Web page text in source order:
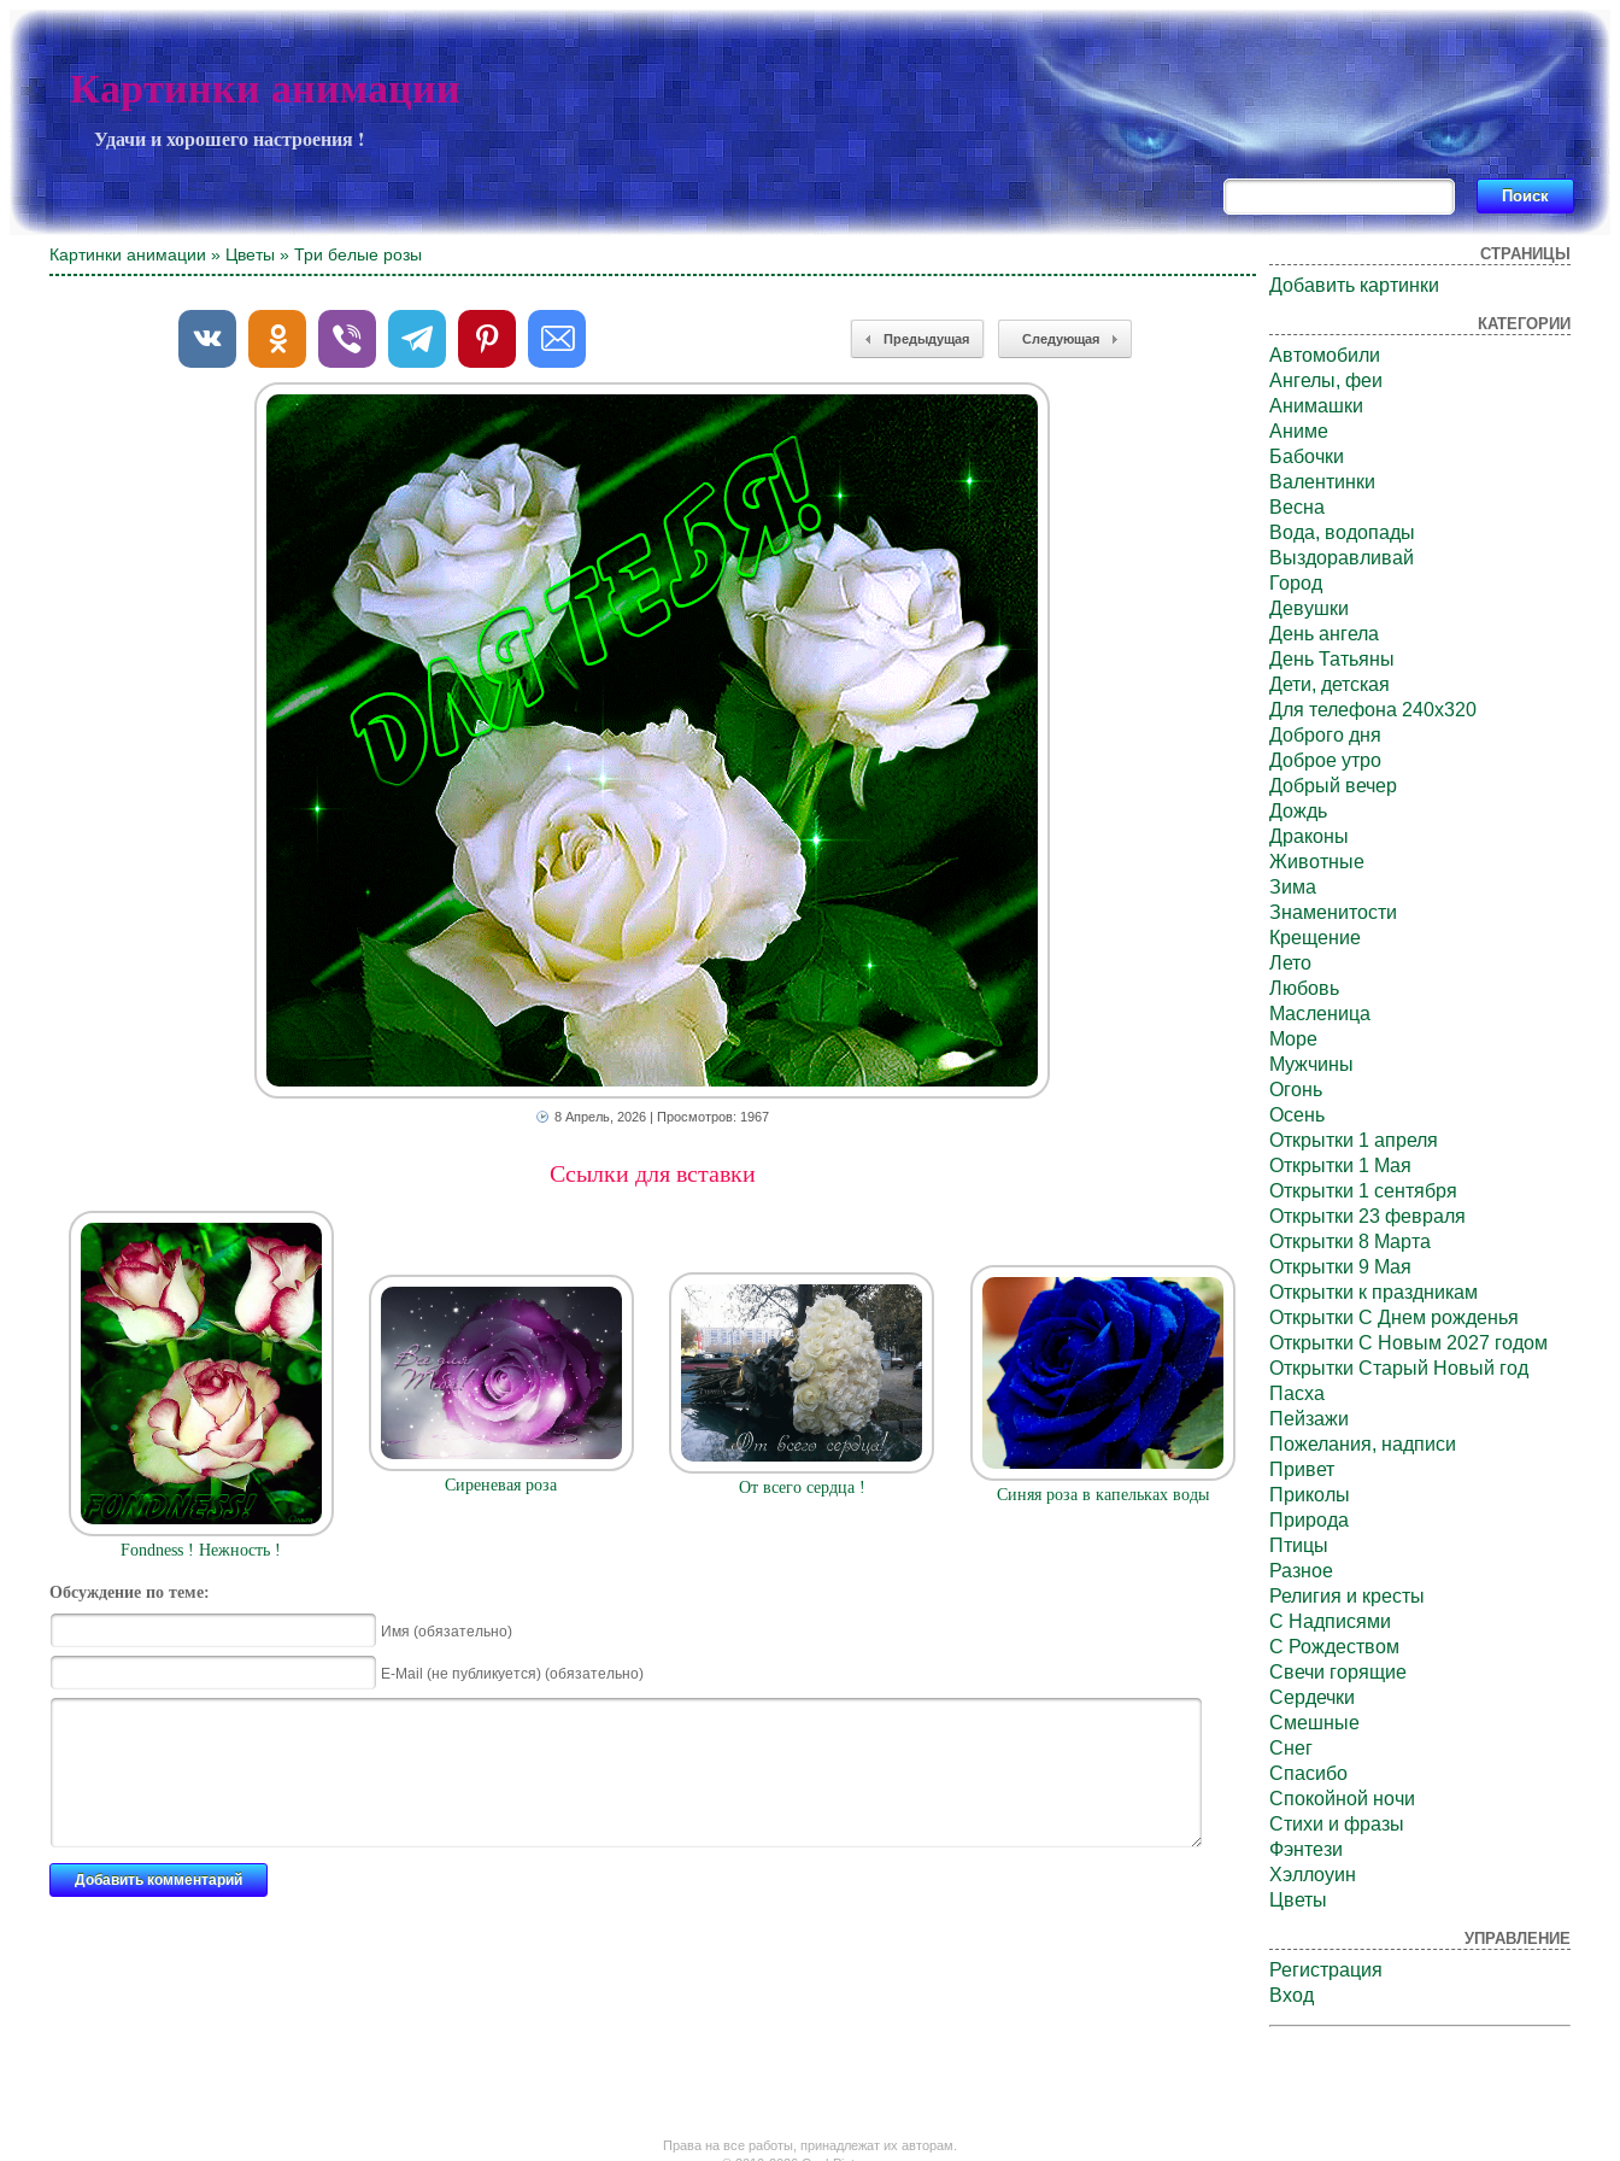
Картинки анимации
Удачи и хорошего настроения !
Картинки анимации » Цветы » Три белые розы
Предыдущая Следующая
8 Апрель, 2026| Просмотров: 1967
Ссылки для вставки
Fondness ! Нежность !
Сиреневая роза От всего сердца ! Синяя роза в капельках воды
Обсуждение по теме:
Имя (обязательно)
E-Mail (не публикуется) (обязательно)
СТРАНИЦЫ
Добавить картинки
КАТЕГОРИИ
Автомобили
Ангелы, феи
Анимашки
Аниме
Бабочки
Валентинки
Весна
Вода, водопады
Выздоравливай
Город
Девушки
День ангела
День Татьяны
Дети, детская
Для телефона 240х320
Доброго дня
Доброе утро
Добрый вечер
Дождь
Драконы
Животные
Зима
Знаменитости
Крещение
Лето
Любовь
Масленица
Море
Мужчины
Огонь
Осень
Открытки 1 апреля
Открытки 1 Мая
Открытки 1 сентября
Открытки 23 февраля
Открытки 8 Марта
Открытки 9 Мая
Открытки к праздникам
Открытки С Днем рожденья
Открытки С Новым 2027 годом
Открытки Старый Новый год
Пасха
Пейзажи
Пожелания, надписи
Привет
Приколы
Природа
Птицы
Разное
Религия и кресты
С Надписями
С Рождеством
Свечи горящие
Сердечки
Смешные
Снег
Спасибо
Спокойной ночи
Стихи и фразы
Фэнтези
Хэллоуин
Цветы
УПРАВЛЕНИЕ
Регистрация
Вход
Права на все работы, принадлежат их авторам.